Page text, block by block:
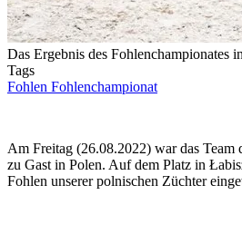
Das Ergebnis des Fohlenchampionates
Tags
Fohlen Fohlenchampionat
Am Freitag (26.08.2022) war das Team
zu Gast in Polen. Auf dem Platz in
Fohlen unserer polnischen Züchter